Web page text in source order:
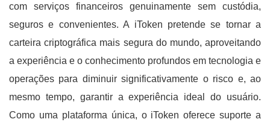
com serviços financeiros genuinamente sem custódia,
seguros e convenientes. A iToken pretende se tornar a
carteira criptográfica mais segura do mundo, aproveitando
a experiência e o conhecimento profundos em tecnologia e
operações para diminuir significativamente o risco e, ao
mesmo tempo, garantir a experiência ideal do usuário.
Como uma plataforma única, o iToken oferece suporte a